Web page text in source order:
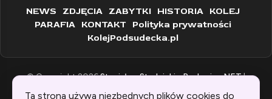
NEWS ZDJĘCIA ZABYTKI HISTORIA KOLEJ
PARAFIA KONTAKT Polityka prywatności
KolejPodsudecka.pl
© Copyright 2026Stanisław Stadnicki - Raclawice.NET|
Ta strona używa niezbędnych plików cookies do